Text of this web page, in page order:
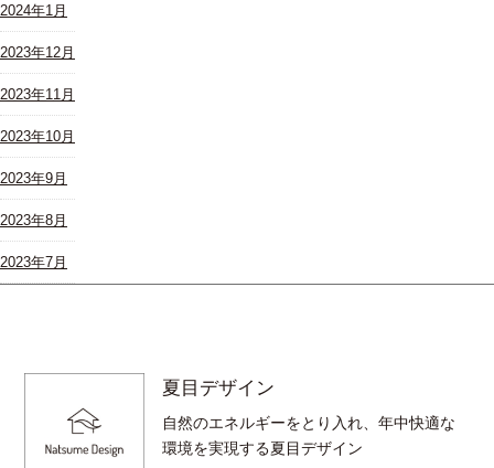
2024年1月
2023年12月
2023年11月
2023年10月
2023年9月
2023年8月
2023年7月
夏目デザイン
自然のエネルギーをとり入れ、年中快適な
環境を実現する夏目デザイン